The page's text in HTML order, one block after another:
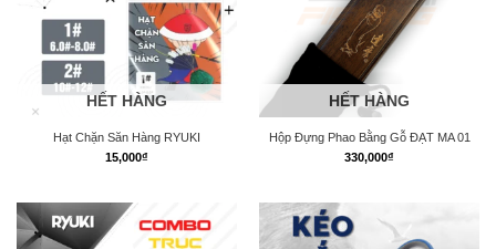
HẾT HÀNG
Hạt Chặn Săn Hàng RYUKI
15,000₫
HẾT HÀNG
Hộp Đựng Phao Bằng Gỗ ĐẠT MA 01
330,000₫